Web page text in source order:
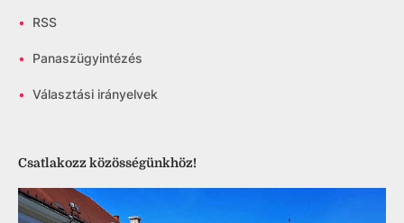
• RSS
• Panaszügyintézés
• Választási irányelvek
Csatlakozz közösségünkhöz!